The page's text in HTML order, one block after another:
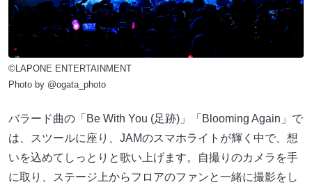
©LAPONE ENTERTAINMENT
Photo by @ogata_photo
バラード曲の「Be With You (足跡)」「Blooming Again」で
は、スツールに座り、JAMのスマホライトが輝く中で、想
いを込めてしっとりと歌い上げます。自撮りのカメラを手
に取り、ステージ上からフロアのファンと一緒に撮影をし